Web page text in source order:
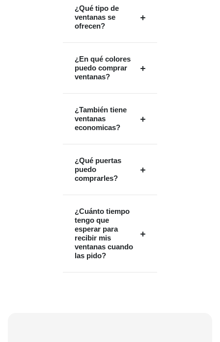
¿Qué tipo de
ventanas se
ofrecen?
¿En qué colores
puedo comprar
ventanas?
¿También tiene
ventanas
economicas?
¿Qué puertas
puedo
comprarles?
¿Cuánto tiempo
tengo que
esperar para
recibir mis
ventanas cuando
las pido?